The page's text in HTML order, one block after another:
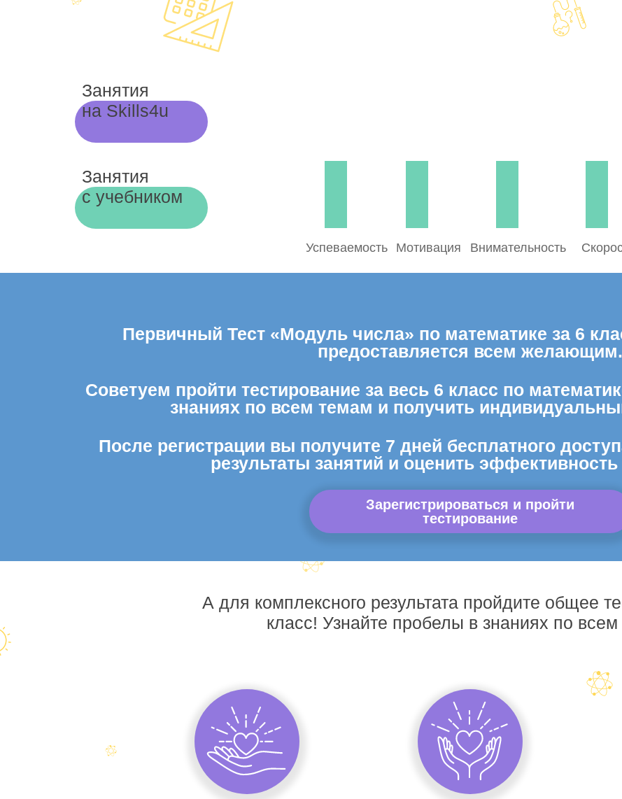
Занятия
на Skills4u
Занятия
с учебником
Успеваемость Мотивация Внимательность
Первичный Тест «Модуль числа» по математике за 6
предоставляется всем желающим.
Советуем пройти тестирование за весь 6 класс по
знаниях по всем темам и получить
После регистрации вы получите 7 дней бесплатного
результаты занятий и оценить
Зарегистрироваться и пройти
тестирование
А для комплексного результата пройдите общее
класс! Узнайте пробелы в знаниях по